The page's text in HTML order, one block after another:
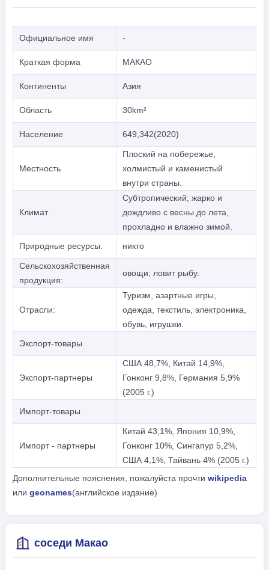
Официальное имя -
Краткая форма МАКАО
Континенты Азия
Область 30km²
Население 649,342(2020)
Местность
Плоский на побережье,
холмистый и каменистый
внутри страны.
Климат
Субтропический; жарко и
дождливо с весны до лета,
прохладно и влажно зимой.
Природные ресурсы:
никто
Сельскохозяйственная
продукция:
овощи; ловит рыбу.
Отрасли:
Туризм, азартные игры,
одежда, текстиль, электроника,
обувь, игрушки.
Экспорт-товары
Экспорт-партнеры
США 48,7%, Китай 14,9%,
Гонконг 9,8%, Германия 5,9%
(2005 г.)
Импорт-товары
Импорт - партнеры
Китай 43,1%, Япония 10,9%,
Гонконг 10%, Сингапур 5,2%,
США 4,1%, Тайвань 4% (2005 г.)
Дополнительные пояснения, пожалуйста прочти wikipedia
или geonames(английское издание)
соседи Макао